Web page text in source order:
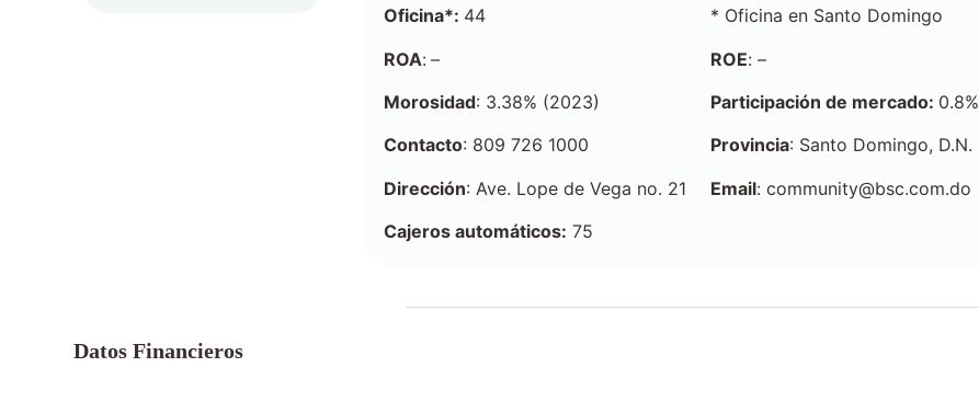
Oficina*: 44 * Oficina en Santo Domingo
ROA: – ROE: –
Morosidad: 3.38% (2023) Participación de mercado: 0.8%
Contacto: 809 726 1000 Provincia: Santo Domingo, D.N.
Dirección: Ave. Lope de Vega no. 21 Email: community@bsc.com.do
Cajeros automáticos: 75
Datos Financieros